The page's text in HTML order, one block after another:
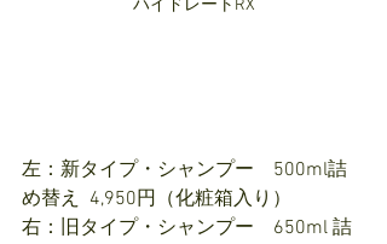
ハイドレートRX
左：新タイプ・シャンプー　500ml詰
め替え  4,950円（化粧箱入り）
右：旧タイプ・シャンプー　650ml 詰